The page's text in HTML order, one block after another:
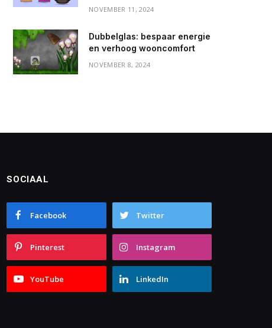
NOVEMBER 11, 2024
Dubbelglas: bespaar energie
en verhoog wooncomfort
NOVEMBER 8, 2024
SOCIAAL
Facebook Twitter
Pinterest Instagram
YouTube LinkedIn